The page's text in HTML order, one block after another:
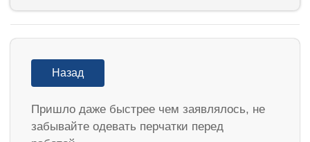
Назад
Пришло даже быстрее чем заявлялось, не
забывайте одевать перчатки перед